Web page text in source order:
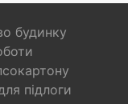
будинку
підлоги